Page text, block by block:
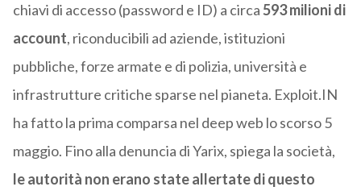
chiavi di accesso (password e ID) a circa593 milioni di
account, riconducibili ad aziende, istituzioni
pubbliche, forze armate e di polizia, università e
infrastrutture critiche sparse nel pianeta. Exploit.IN
ha fatto la prima comparsa nel deep web lo scorso 5
maggio. Fino alla denuncia di Yarix, spiega la società,
le autorità non erano state allertate di questo